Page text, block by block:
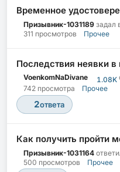
Временное
Призывник-1031189 задал
311 просмотров
Прочее
Последствия неявки
VoenkomNaDivane 1.08K
742 просмотра
Прочее
2ответа
Как получить пройти
Призывник-1031164
500 просмотров
Прочее